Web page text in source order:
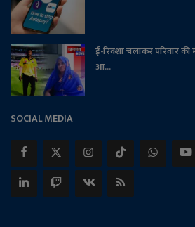
ई-रिक्शा चलाकर परिवार
आ...
SOCIAL MEDIA